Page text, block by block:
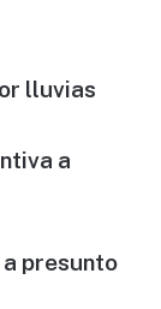
lluvias
a
a presunto